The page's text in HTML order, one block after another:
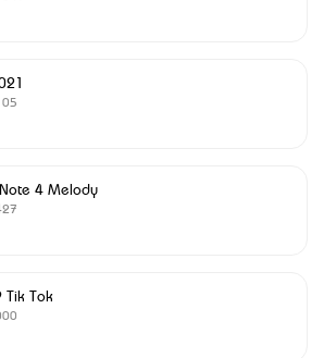
4 Melody
Tik Tok